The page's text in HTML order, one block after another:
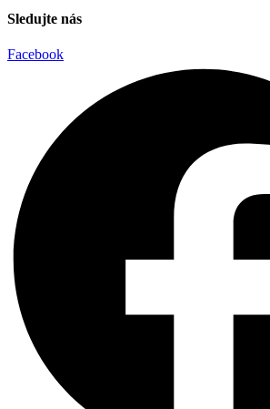
Sledujte nás
Facebook